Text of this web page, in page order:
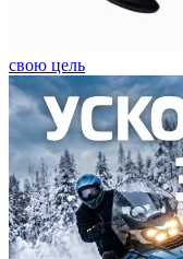
свою цель